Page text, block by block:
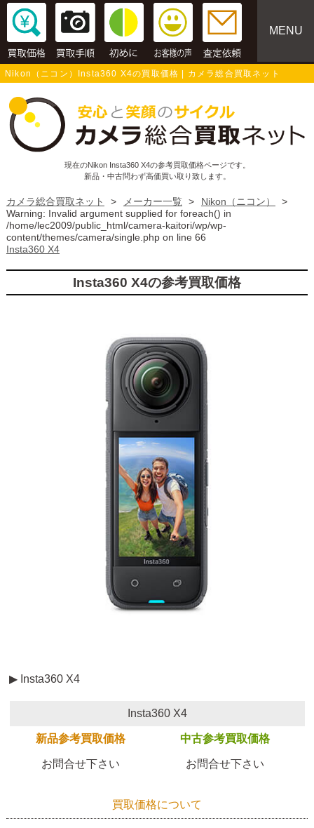
MENU
Nikon（ニコン）Insta360 X4の買取価格 | カメラ総合買取ネット
現在のNikon Insta360 X4の参考買取価格ページです。
新品・中古問わず高価買い取り致します。
カメラ総合買取ネット > メーカー一覧 > Nikon（ニコン）
>
Warning: Invalid argument supplied for foreach() in
/home/lec2009/public_html/camera-kaitori/wp/wp-
content/themes/camera/single.phpon line 66
Insta360 X4
Insta360 X4の参考買取価格
▶ Insta360 X4
Insta360 X4
新品参考買取価格 中古参考買取価格
お問合せ下さい お問合せ下さい
買取価格について